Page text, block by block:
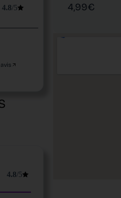
4.8/5
4.8/5
4,99€